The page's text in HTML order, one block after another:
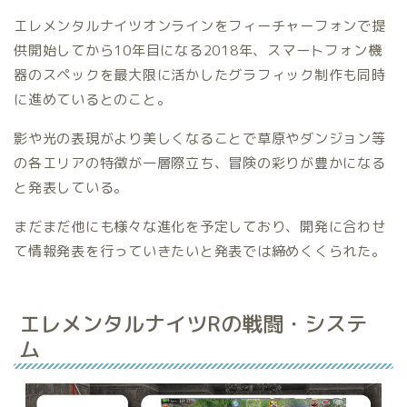
エレメンタルナイツオンラインをフィーチャーフォンで提
供開始してから10年目になる2018年、スマートフォン機
器のスペックを最大限に活かしたグラフィック制作も同時
に進めているとのこと。
影や光の表現がより美しくなることで草原やダンジョン等
の各エリアの特徴が一層際立ち、冒険の彩りが豊かになる
と発表している。
まだまだ他にも様々な進化を予定しており、開発に合わせ
て情報発表を行っていきたいと発表では締めくくられた。
エレメンタルナイツRの戦闘・システ
ム